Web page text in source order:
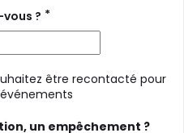
? *
être recontacté pour
un empêchement ?